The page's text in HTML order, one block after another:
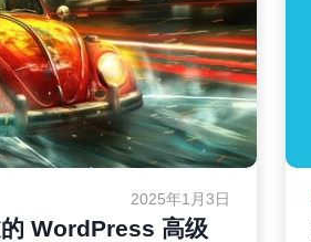
2025年1月3日
WordPress 高级